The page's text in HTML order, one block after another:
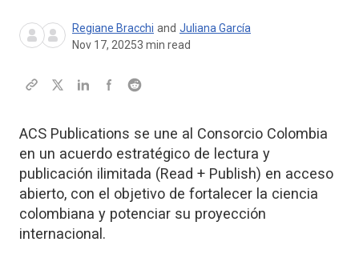
Regiane Bracchi and Juliana García
Nov 17, 20253 min read
ACS Publications se une al Consorcio Colombia
en un acuerdo estratégico de lectura y
publicación ilimitada (Read + Publish) en acceso
abierto, con el objetivo de fortalecer la ciencia
colombiana y potenciar su proyección
internacional.